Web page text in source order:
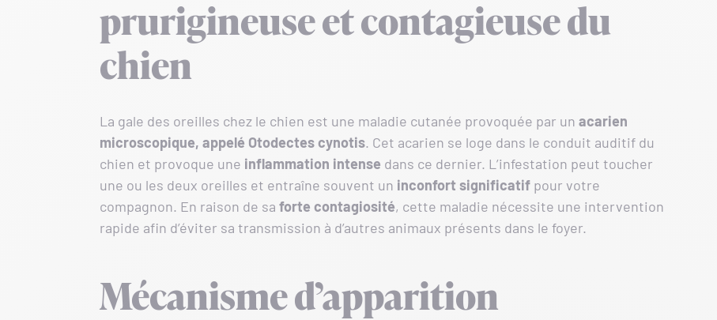
prurigineuse et contagieuse du
chien
La gale des oreilles chez le chien est une maladie cutanée provoquée par un acarien
microscopique, appelé Otodectes cynotis. Cet acarien se loge dans le conduit auditif du
chien et provoque une inflammation intense dans ce dernier. L’infestation peut toucher
une ou les deux oreilles et entraîne souvent un inconfort significatif pour votre
compagnon. En raison de sa forte contagiosité, cette maladie nécessite une intervention
rapide afin d’éviter sa transmission à d’autres animaux présents dans le foyer.
Mécanisme d’apparition